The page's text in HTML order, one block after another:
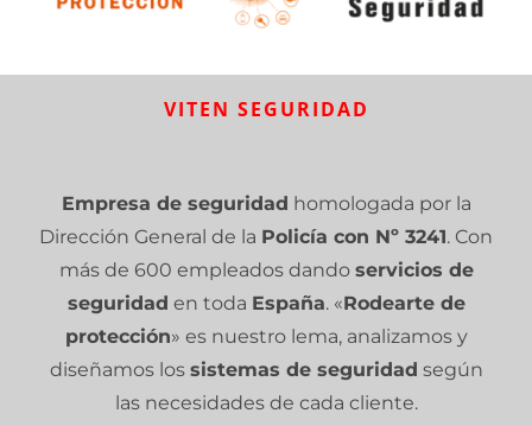
VITEN SEGURIDAD
Empresa de seguridad homologada por la
Dirección General de la Policía con Nº 3241. Con
más de 600 empleados dando servicios de
seguridad en toda España. «Rodearte de
protección» es nuestro lema, analizamos y
diseñamos los sistemas de seguridad según
las necesidades de cada cliente.